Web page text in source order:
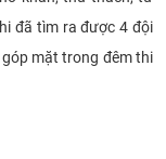
đã tìm ra được 4 đội
mặt trong đêm thi